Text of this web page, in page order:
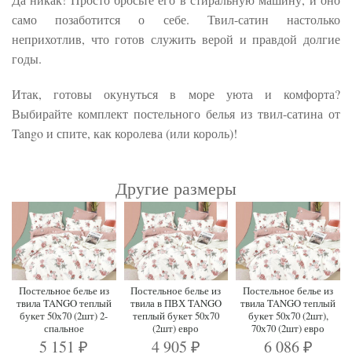
само позаботится о себе. Твил-сатин настолько
неприхотлив, что готов служить верой и правдой долгие
годы.
Итак, готовы окунуться в море уюта и комфорта?
Выбирайте комплект постельного белья из твил-сатина от
Tango и спите, как королева (или король)!
Другие размеры
Постельное белье из
твила TANGO теплый
букет 50х70 (2шт) 2-
спальное
5 151₽
Постельное белье из
твила в ПВХ TANGO
теплый букет 50х70
(2шт) евро
4 905 ₽
Постельное белье из
твила TANGO теплый
букет 50х70 (2шт),
70х70 (2шт) евро
6 086 ₽